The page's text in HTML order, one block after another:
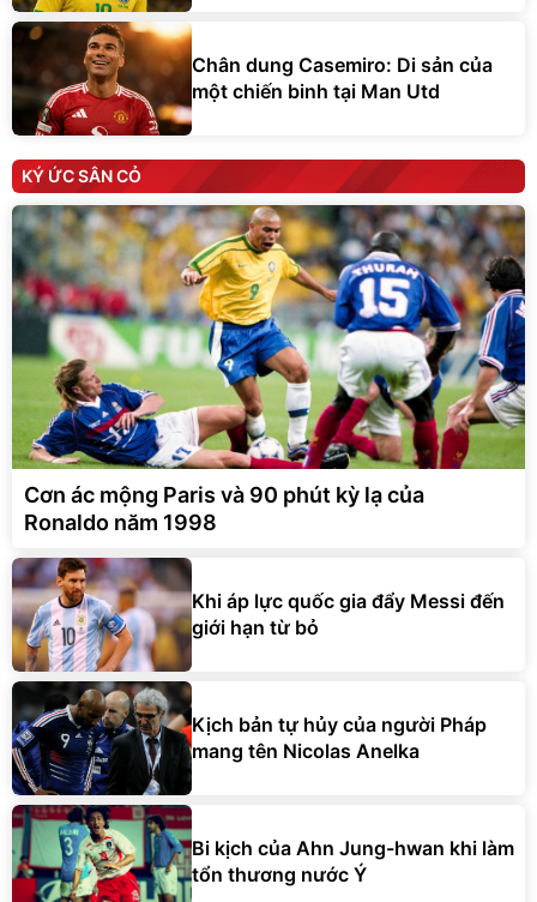
Chân dung Casemiro: Di sản của
một chiến binh tại Man Utd
KÝ ỨC SÂN CỎ
Cơn ác mộng Paris và 90 phút kỳ lạ của
Ronaldo năm 1998
Khi áp lực quốc gia đẩy Messi đến
giới hạn từ bỏ
Kịch bản tự hủy của người Pháp
mang tên Nicolas Anelka
Bi kịch của Ahn Jung-hwan khi làm
tổn thương nước Ý